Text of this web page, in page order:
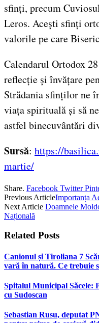
sfinți, precum
Leros. Acești sfinți
valorile pe care
Calendarul Ortodox
reflecție și învățare
Strădania sfinților ne
viața spirituală și să
astfel binecuvântări
Sursă: https://
martie/
Share. Facebook Twitter
Previous ArticleImportanța
Next Article Doamnele
Națională
Related Posts
Canionul și Tiroliana 7
vară în natură. Ce trebuie
Spitalul Municipal Săcele:
cu Sudoscan
Sebastian Rusu, deputat